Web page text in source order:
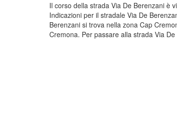
Il corso della strada Via De Berenzani è
Indicazioni per il stradale Via De
Berenzani si trova nella zona Cap
Cremona. Per passare alla strada Via